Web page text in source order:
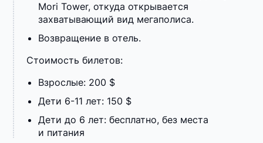
Mori Tower, откуда открывается
захватывающий вид мегаполиса.
Возвращение в отель.
Стоимость билетов:
Взрослые: 200 $
Дети 6-11 лет: 150 $
Дети до 6 лет: бесплатно, без места
и питания